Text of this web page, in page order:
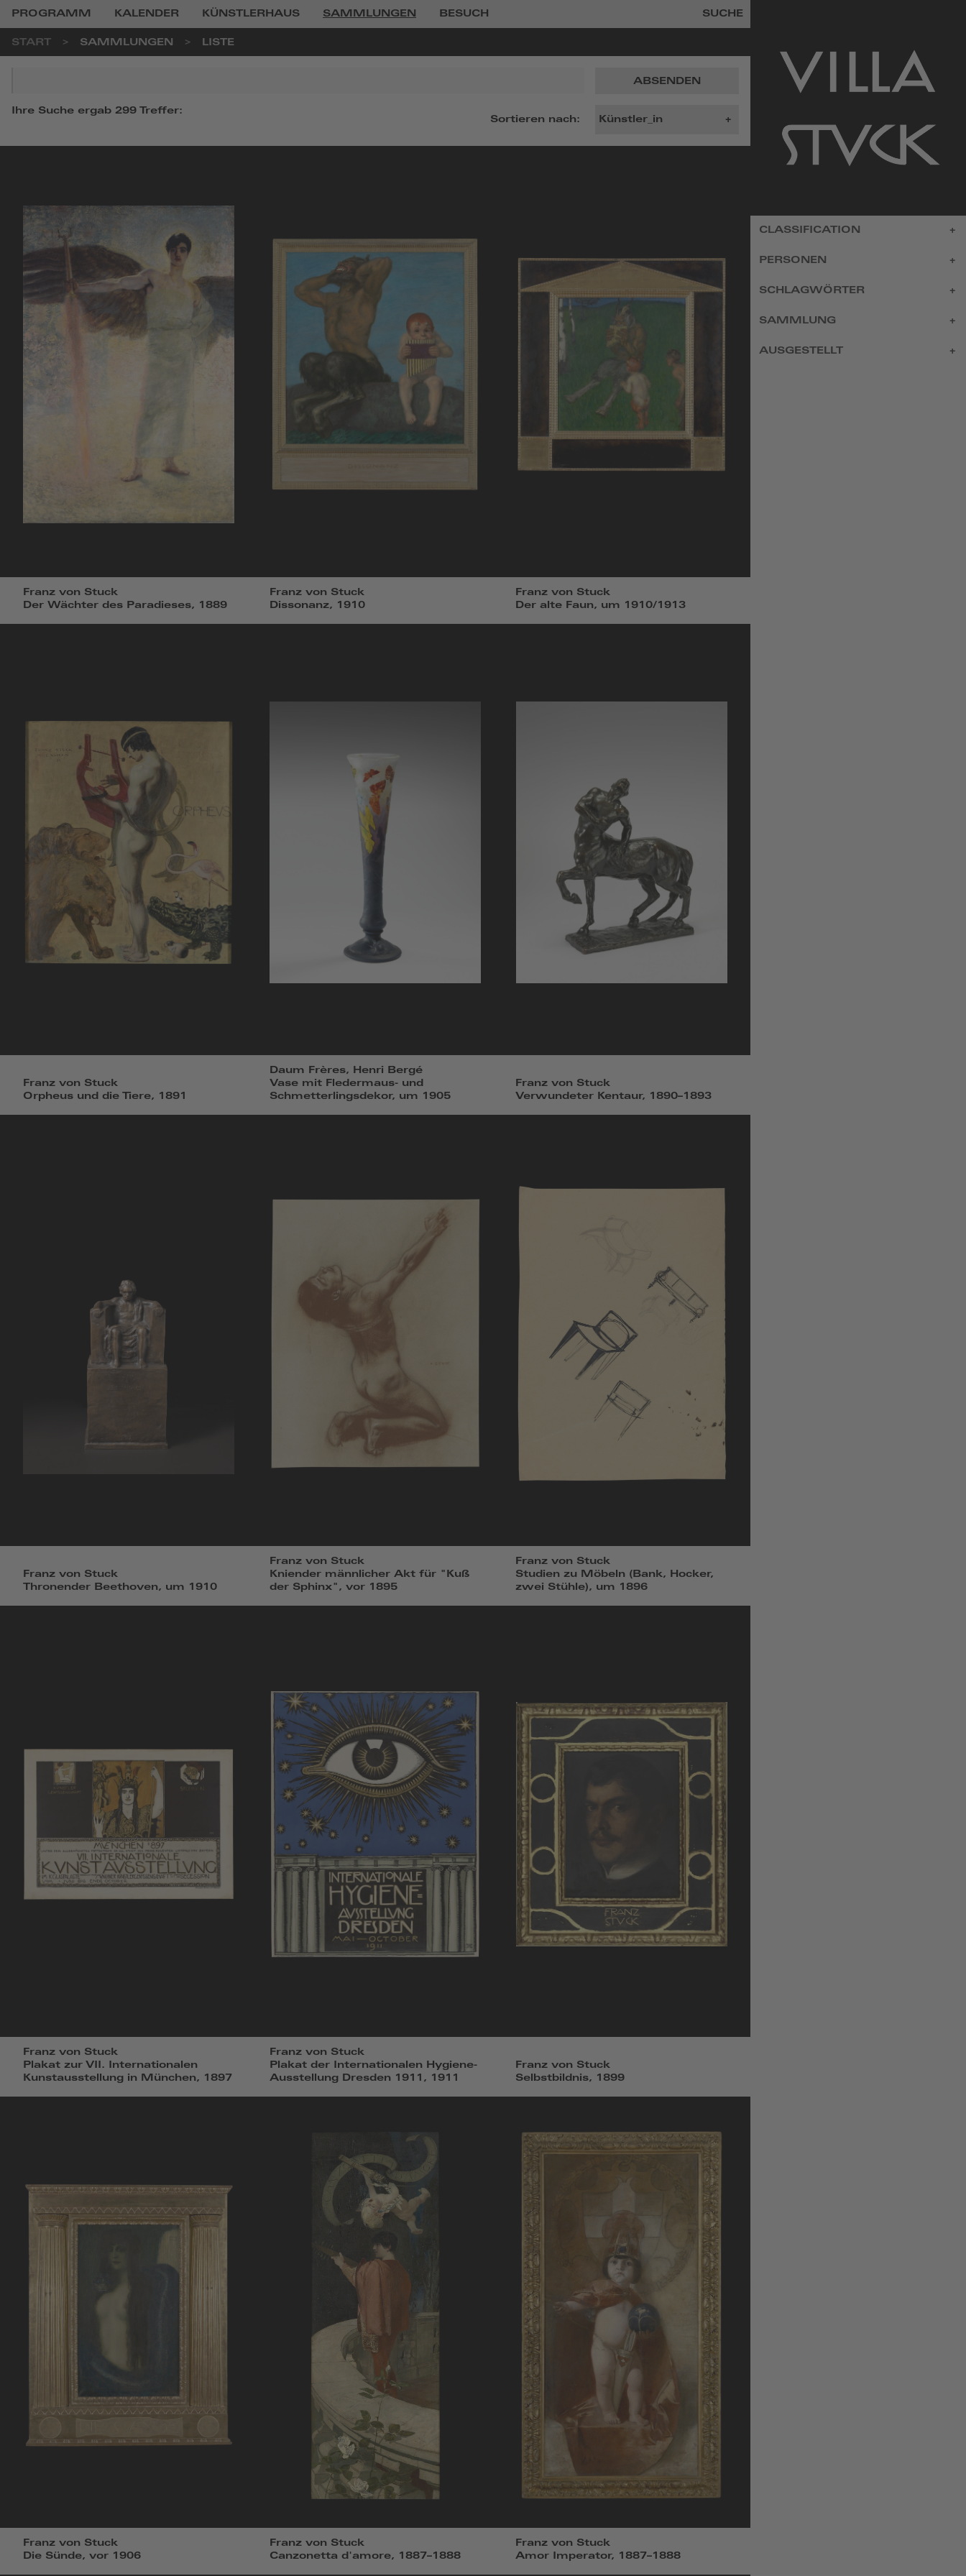
PROGRAMM KALENDER KÜNSTLERHAUS SAMMLUNGEN BESUCH SUCHE
START SAMMLUNGEN LISTE
ABSENDEN
Ihre Suche ergab 299 Treffer:
Sortieren nach:
Franz von Stuck
Der Wächter des Paradieses, 1889
Franz von Stuck
Dissonanz, 1910
Franz von Stuck
Der alte Faun, um 1910/1913
Franz von Stuck
Orpheus und die Tiere, 1891
Daum Frères, Henri Bergé
Vase mit Fledermaus- und
Schmetterlingsdekor, um 1905
Franz von Stuck
Verwundeter Kentaur, 1890–1893
Franz von Stuck
Thronender Beethoven, um 1910
Franz von Stuck
Kniender männlicher Akt für "Kuß
der Sphinx", vor 1895
Franz von Stuck
Studien zu Möbeln (Bank, Hocker,
zwei Stühle), um 1896
Franz von Stuck
Plakat zur VII. Internationalen
Kunstausstellung in München, 1897
Franz von Stuck
Plakat der Internationalen Hygiene-
Ausstellung Dresden 1911, 1911
Franz von Stuck
Selbstbildnis, 1899
Franz von Stuck
Die Sünde, vor 1906
Franz von Stuck
Canzonetta d'amore, 1887–1888
Franz von Stuck
Amor Imperator, 1887–1888
Startseite
CLASSIFICATION
PERSONEN
SCHLAGWÖRTER
SAMMLUNG
AUSGESTELLT